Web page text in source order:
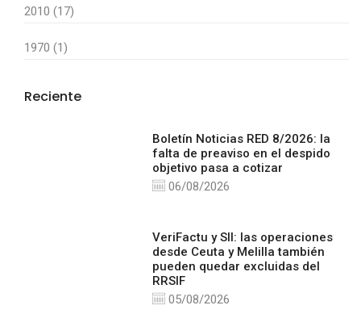
2010 (17)
1970 (1)
Reciente
Boletín Noticias RED 8/2026: la
falta de preaviso en el despido
objetivo pasa a cotizar
06/08/2026
VeriFactu y SII: las operaciones
desde Ceuta y Melilla también
pueden quedar excluidas del
RRSIF
05/08/2026